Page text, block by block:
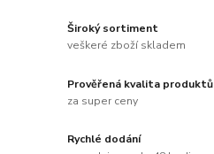
Široký sortiment
veškeré zboží skladem
Prověřená kvalita produktů
za super ceny
Rychlé dodání